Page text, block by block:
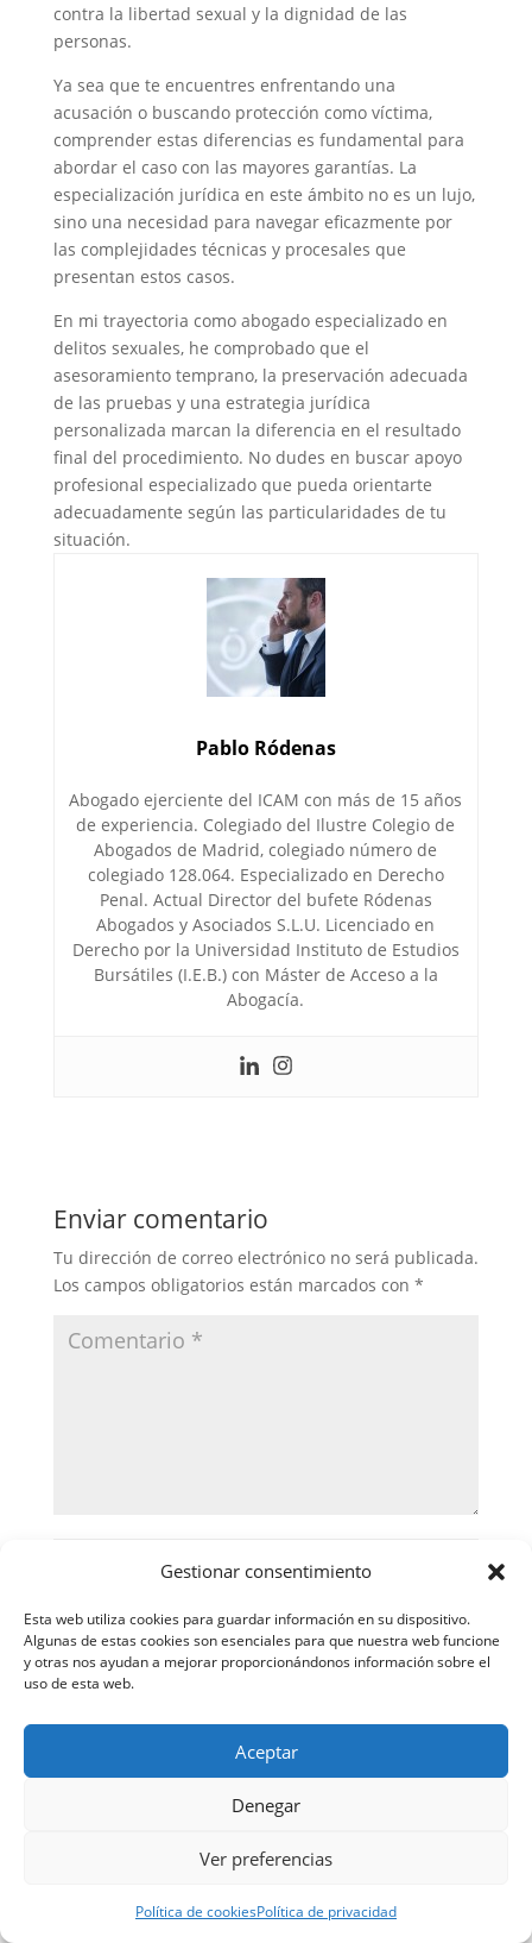
Gestionar consentimiento
Esta web utiliza cookies para guardar información en su dispositivo.
Algunas de estas cookies son esenciales para que nuestra web funcione
y otras nos ayudan a mejorar proporcionándonos información sobre el
uso de esta web.
Aceptar
Denegar
Ver preferencias
Política de cookiesPolítica de privacidad
contra la libertad sexual y la dignidad de las
personas.
Ya sea que te encuentres enfrentando una
acusación o buscando protección como víctima,
comprender estas diferencias es fundamental para
abordar el caso con las mayores garantías. La
especialización jurídica en este ámbito no es un lujo,
sino una necesidad para navegar eficazmente por
las complejidades técnicas y procesales que
presentan estos casos.
En mi trayectoria como abogado especializado en
delitos sexuales, he comprobado que el
asesoramiento temprano, la preservación adecuada
de las pruebas y una estrategia jurídica
personalizada marcan la diferencia en el resultado
final del procedimiento. No dudes en buscar apoyo
profesional especializado que pueda orientarte
adecuadamente según las particularidades de tu
situación.
Pablo Ródenas
Abogado ejerciente del ICAM con más de 15 años
de experiencia. Colegiado del Ilustre Colegio de
Abogados de Madrid, colegiado número de
colegiado 128.064. Especializado en Derecho
Penal. Actual Director del bufete Ródenas
Abogados y Asociados S.L.U. Licenciado en
Derecho por la Universidad Instituto de Estudios
Bursátiles (I.E.B.) con Máster de Acceso a la
Abogacía.
Enviar comentario
Tu dirección de correo electrónico no será publicada.
Los campos obligatorios están marcados con *
Guarda mi nombre, correo electrónico y web en
este navegador para la próxima vez que comente.